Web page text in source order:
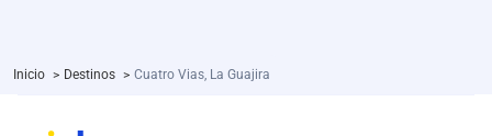
Inicio > Destinos > Cuatro Vias, La Guajira